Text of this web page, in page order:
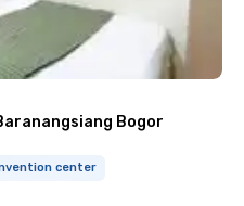
Bogor
center